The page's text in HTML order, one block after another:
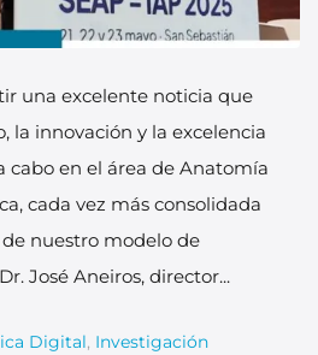
una excelente noticia que
la innovación y la excelencia
cabo en el área de Anatomía
cada vez más consolidada
nuestro modelo de
José Aneiros, director...
Digital, Investigación